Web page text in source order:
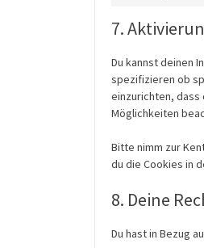
7.
Du kannst deinen
spezifizieren ob
einzurichten, dass
Möglichkeiten
Bitte nimm zur
du die Cookies in
8. Deine
Du hast in Bezug